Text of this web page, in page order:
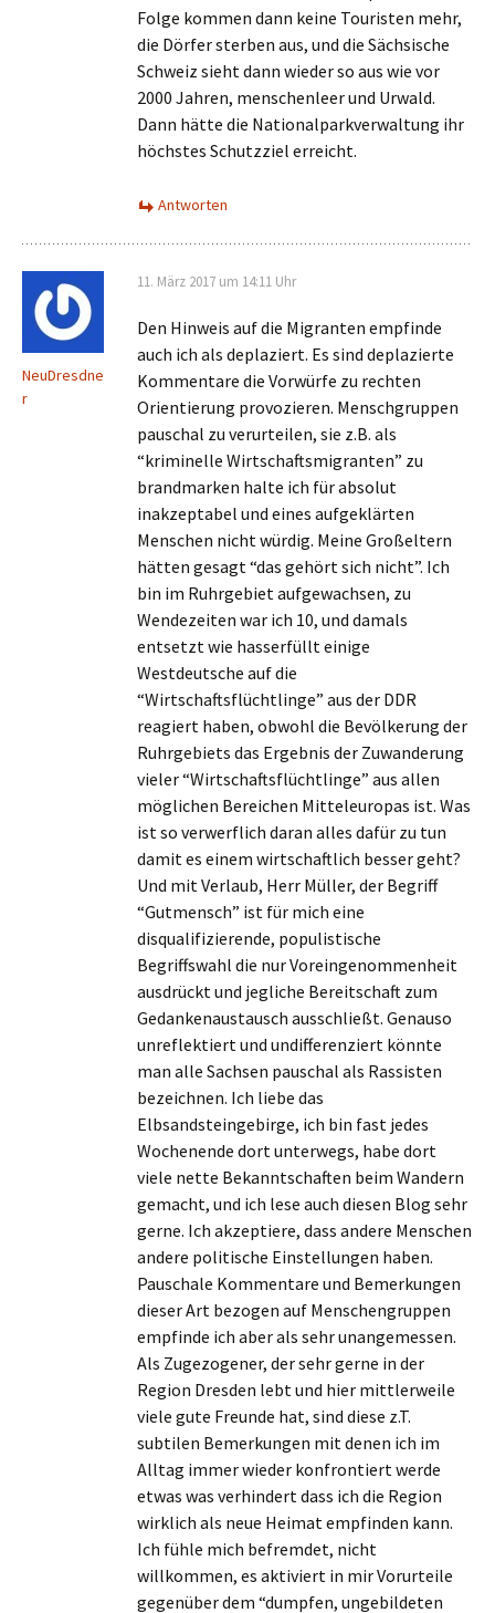
Folge kommen dann keine Touristen mehr,
die Dörfer sterben aus, und die Sächsische
Schweiz sieht dann wieder so aus wie vor
2000 Jahren, menschenleer und Urwald.
Dann hätte die Nationalparkverwaltung ihr
höchstes Schutzziel erreicht.
Antworten
NeuDresdne
r
11. März 2017 um 14:11 Uhr
Den Hinweis auf die Migranten empfinde
auch ich als deplaziert. Es sind deplazierte
Kommentare die Vorwürfe zu rechten
Orientierung provozieren. Menschgruppen
pauschal zu verurteilen, sie z.B. als
“kriminelle Wirtschaftsmigranten” zu
brandmarken halte ich für absolut
inakzeptabel und eines aufgeklärten
Menschen nicht würdig. Meine Großeltern
hätten gesagt “das gehört sich nicht”. Ich
bin im Ruhrgebiet aufgewachsen, zu
Wendezeiten war ich 10, und damals
entsetzt wie hasserfüllt einige
Westdeutsche auf die
“Wirtschaftsflüchtlinge” aus der DDR
reagiert haben, obwohl die Bevölkerung der
Ruhrgebiets das Ergebnis der Zuwanderung
vieler “Wirtschaftsflüchtlinge” aus allen
möglichen Bereichen Mitteleuropas ist. Was
ist so verwerflich daran alles dafür zu tun
damit es einem wirtschaftlich besser geht?
Und mit Verlaub, Herr Müller, der Begriff
“Gutmensch” ist für mich eine
disqualifizierende, populistische
Begriffswahl die nur Voreingenommenheit
ausdrückt und jegliche Bereitschaft zum
Gedankenaustausch ausschließt. Genauso
unreflektiert und undifferenziert könnte
man alle Sachsen pauschal als Rassisten
bezeichnen. Ich liebe das
Elbsandsteingebirge, ich bin fast jedes
Wochenende dort unterwegs, habe dort
viele nette Bekanntschaften beim Wandern
gemacht, und ich lese auch diesen Blog sehr
gerne. Ich akzeptiere, dass andere Menschen
andere politische Einstellungen haben.
Pauschale Kommentare und Bemerkungen
dieser Art bezogen auf Menschengruppen
empfinde ich aber als sehr unangemessen.
Als Zugezogener, der sehr gerne in der
Region Dresden lebt und hier mittlerweile
viele gute Freunde hat, sind diese z.T.
subtilen Bemerkungen mit denen ich im
Alltag immer wieder konfrontiert werde
etwas was verhindert dass ich die Region
wirklich als neue Heimat empfinden kann.
Ich fühle mich befremdet, nicht
willkommen, es aktiviert in mir Vorurteile
gegenüber dem “dumpfen, ungebildeten